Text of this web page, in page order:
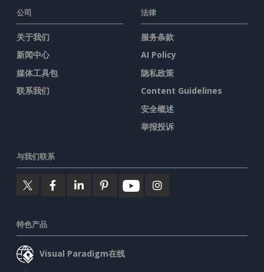
公司
关于我们
新闻中心
媒体工具包
联系我们
法律
服务条款
AI Policy
隐私政策
Content Guidelines
安全概述
举报投诉
与我们联系
特色产品
Visual Paradigm在线